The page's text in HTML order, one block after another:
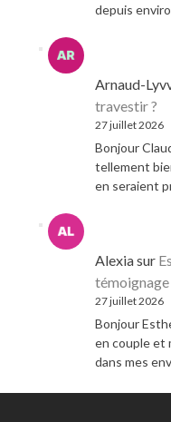
depuis
Arnaud-
travestir ?
27 juillet 2026
Bonjour
tellement
en seraient
Alexiasur
témoignage
27 juillet 2026
Bonjour
en couple et
dans mes